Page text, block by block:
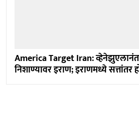
America Target Iran:
निशाण्यावर इराण; इराणमध्ये सत्तांतर